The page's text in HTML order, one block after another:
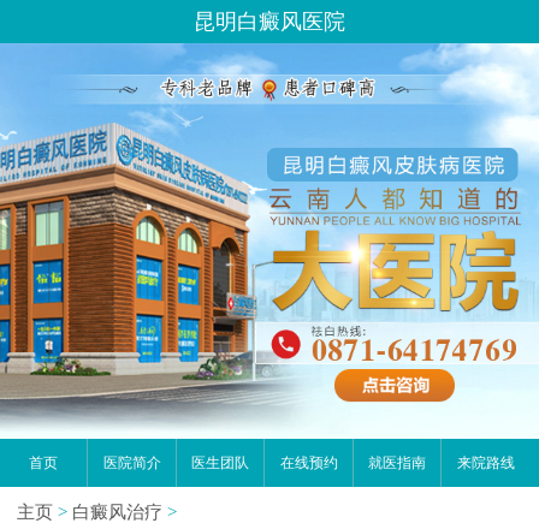
昆明白癜风医院
首页 医院简介 医生团队 在线预约 就医指南 来院路线
主页 > 白癜风治疗 >